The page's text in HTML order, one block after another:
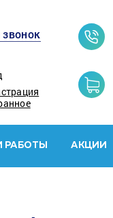
РАБОТЫ АКЦИИ